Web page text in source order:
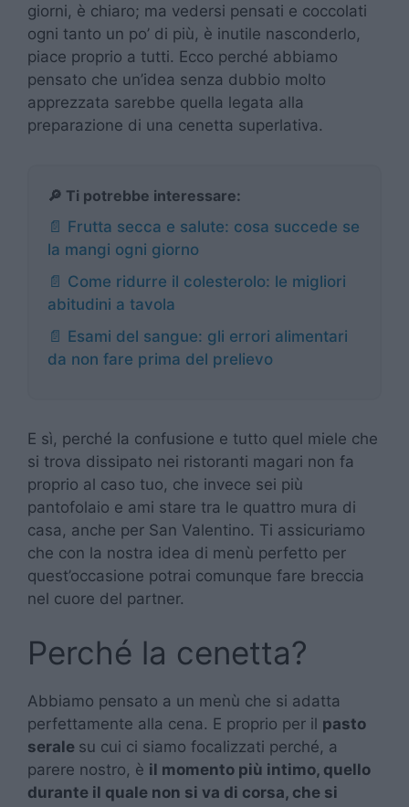
giorni, è chiaro; ma vedersi pensati e coccolati
ogni tanto un po’ di più, è inutile nasconderlo,
piace proprio a tutti. Ecco perché abbiamo
pensato che un’idea senza dubbio molto
apprezzata sarebbe quella legata alla
preparazione di una cenetta superlativa.
🔎 Ti potrebbe interessare:
📄 Frutta secca e salute: cosa succede se
la mangi ogni giorno
📄 Come ridurre il colesterolo: le migliori
abitudini a tavola
📄 Esami del sangue: gli errori alimentari
da non fare prima del prelievo
E sì, perché la confusione e tutto quel miele che
si trova dissipato nei ristoranti magari non fa
proprio al caso tuo, che invece sei più
pantofolaio e ami stare tra le quattro mura di
casa, anche per San Valentino. Ti assicuriamo
che con la nostra idea di menù perfetto per
quest’occasione potrai comunque fare breccia
nel cuore del partner.
Perché la cenetta?
Abbiamo pensato a un menù che si adatta
perfettamente alla cena. E proprio per il pasto
serale su cui ci siamo focalizzati perché, a
parere nostro, è il momento più intimo, quello
durante il quale non si va di corsa, che si